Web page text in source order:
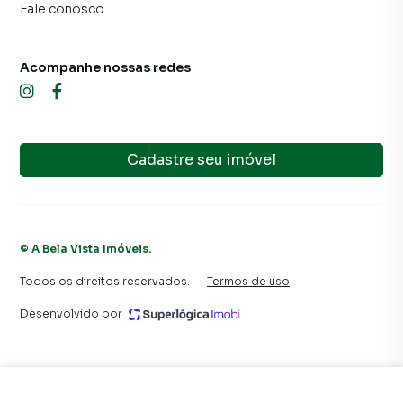
time de programadores, corretores treinados e uma
Fale conosco
Cadastre seu imóvel
Acompanhe nossas redes
© A Bela Vista Imóveis.
Todos os direitos reservados. · Termos de uso ·
Desenvolvido por